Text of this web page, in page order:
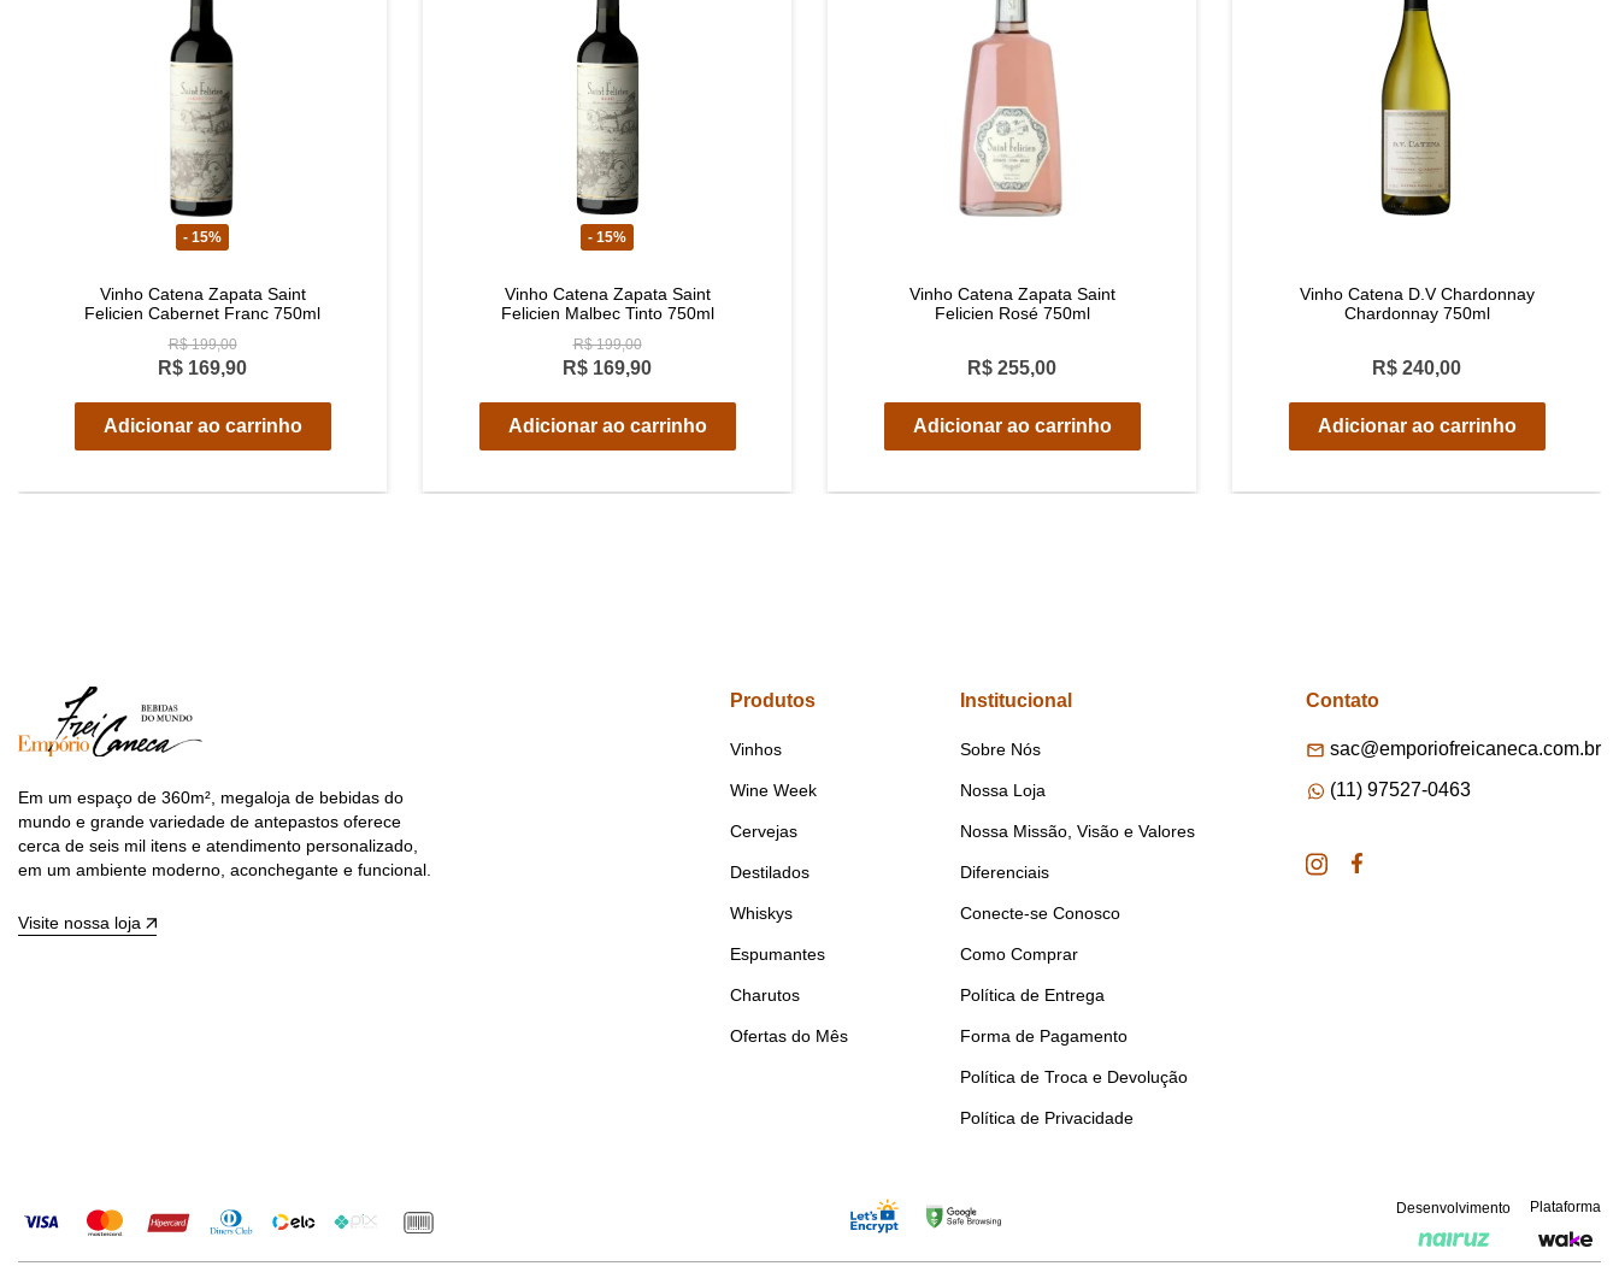
- 15%
Vinho Catena Zapata Saint
Felicien Cabernet Franc 750ml
R$ 199,00
R$ 169,90
Adicionar ao carrinho
- 15%
Vinho Catena Zapata Saint
Felicien Malbec Tinto 750ml
R$ 199,00
R$ 169,90
Adicionar ao carrinho
Vinho Catena Zapata Saint
Felicien Rosé 750ml
R$ 255,00
Adicionar ao carrinho
Vinho Catena D.V Chardonnay
Chardonnay 750ml
R$ 240,00
Adicionar ao carrinho
Em um espaço de 360m², megaloja de bebidas do
mundo e grande variedade de antepastos oferece
cerca de seis mil itens e atendimento personalizado,
em um ambiente moderno, aconchegante e funcional.
Visite nossa loja
Produtos
Vinhos
Wine Week
Cervejas
Destilados
Whiskys
Espumantes
Charutos
Ofertas do Mês
Institucional
Sobre Nós
Nossa Loja
Nossa Missão, Visão e Valores
Diferenciais
Conecte-se Conosco
Como Comprar
Política de Entrega
Forma de Pagamento
Política de Troca e Devolução
Política de Privacidade
Contato
sac@emporiofreicaneca.com.br
(11) 97527-0463
Desenvolvimento Plataforma